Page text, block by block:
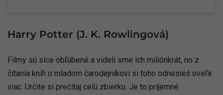
Harry Potter (J. K. Rowlingová)
Filmy sú síce obľúbené a videli sme ich miliónkrát, no z
čítania kníh o mladom čarodejníkovi si toho odnesieš oveľa
viac. Určite si prečítaj celú zbierku. Je to príjemné